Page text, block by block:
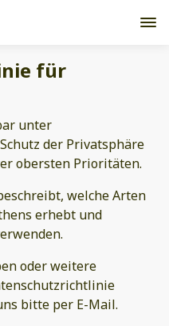
für
unter
der Privatsphäre
obersten Prioritäten.
welche Arten
erhebt und
oder weitere
bitte per E-Mail.